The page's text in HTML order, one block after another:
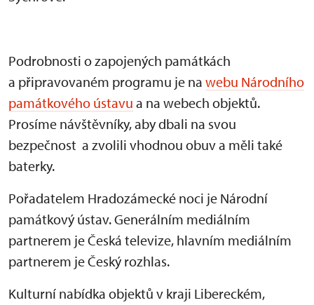
Podrobnosti o zapojených památkách
a připravovaném programu je na webu Národního
památkového ústavu a na webech objektů.
Prosíme návštěvníky, aby dbali na svou
bezpečnost a zvolili vhodnou obuv a měli také
baterky.
Pořadatelem Hradozámecké noci je Národní
památkový ústav. Generálním mediálním
partnerem je Česká televize, hlavním mediálním
partnerem je Český rozhlas.
Kulturní nabídka objektů v kraji Libereckém,